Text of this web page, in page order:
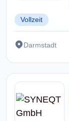
Vollzeit
Darmstadt